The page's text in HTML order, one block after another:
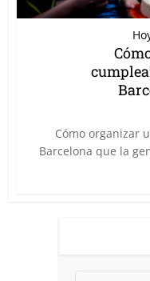
Cómo organizar
Barcelona que la